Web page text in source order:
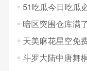
51吃瓜今日吃瓜必吃：现代
暗区突围仓库满了怎么解
天美麻花星空免费观看乡村版
斗罗大陆中唐舞桐的沦丧：